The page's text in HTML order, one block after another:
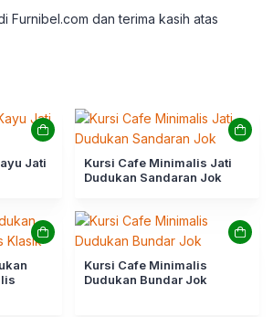
Furnibel.com dan terima kasih atas
Jati
Kursi Cafe Minimalis Jati
Dudukan Sandaran Jok
Kursi Cafe Minimalis
Dudukan Bundar Jok